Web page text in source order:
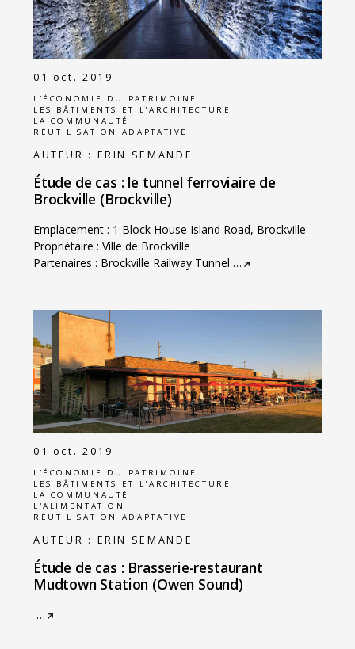
01 oct. 2019
L'ÉCONOMIE DU PATRIMOINE
LES BÂTIMENTS ET L'ARCHITECTURE
LA COMMUNAUTÉ
RÉUTILISATION ADAPTATIVE
AUTEUR : ERIN SEMANDE
Étude de cas : le tunnel ferroviaire de
Brockville (Brockville)
Emplacement : 1 Block House Island Road, Brockville
Propriétaire : Ville de Brockville
Partenaires : Brockville Railway Tunnel …
01 oct. 2019
L'ÉCONOMIE DU PATRIMOINE
LES BÂTIMENTS ET L'ARCHITECTURE
LA COMMUNAUTÉ
L'ALIMENTATION
RÉUTILISATION ADAPTATIVE
AUTEUR : ERIN SEMANDE
Étude de cas : Brasserie-restaurant
Mudtown Station (Owen Sound)
…